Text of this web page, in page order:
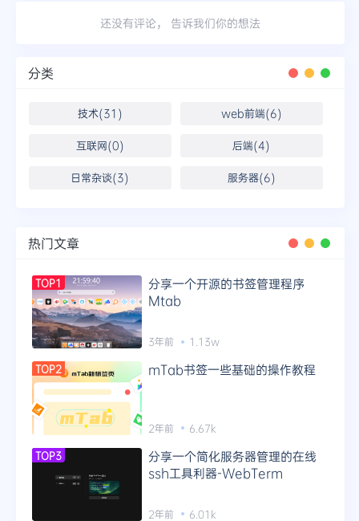
还没有评论， 告诉我们你的想法
分类
技术(31) web前端(6)
后端(4)
互联网(0)
服务器(6)
日常杂谈(3)
热门文章
TOP1
分享一个开源的书签管理程序
Mtab
3年前 1.13w
TOP2 mTab书签一些基础的操作教程
2年前 6.67k
TOP3
分享一个简化服务器管理的在线
ssh工具利器-WebTerm
2年前 6.01k